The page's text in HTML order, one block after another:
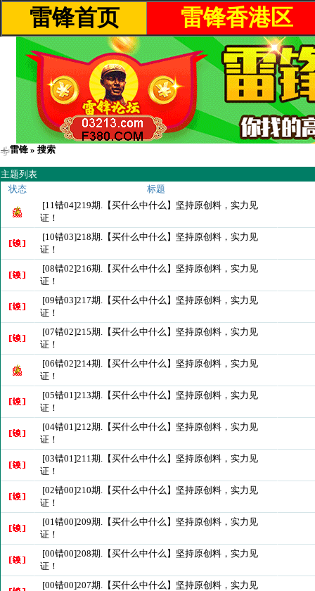
雷锋首页 雷锋香港区
雷锋 » 搜索
主题列表
状态
标题
[11错04]219期.【买什么中什么】坚持原创料，实力见
证！
[10错03]218期.【买什么中什么】坚持原创料，实力见
证！
[08错02]216期.【买什么中什么】坚持原创料，实力见
证！
[09错03]217期.【买什么中什么】坚持原创料，实力见
证！
[07错02]215期.【买什么中什么】坚持原创料，实力见
证！
[06错02]214期.【买什么中什么】坚持原创料，实力见
证！
[05错01]213期.【买什么中什么】坚持原创料，实力见
证！
[04错01]212期.【买什么中什么】坚持原创料，实力见
证！
[03错01]211期.【买什么中什么】坚持原创料，实力见
证！
[02错00]210期.【买什么中什么】坚持原创料，实力见
证！
[01错00]209期.【买什么中什么】坚持原创料，实力见
证！
[00错00]208期.【买什么中什么】坚持原创料，实力见
证！
[00错00]207期.【买什么中什么】坚持原创料，实力见